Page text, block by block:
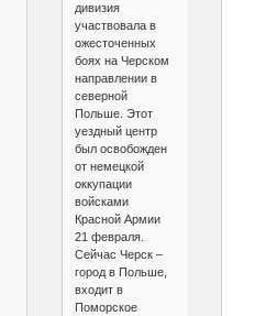
дивизия
участвовала в
ожесточенных
боях на Черском
направлении в
северной
Польше. Этот
уездный центр
был освобожден
от немецкой
оккупации
войсками
Красной Армии
21 февраля.
Сейчас Черск –
город в Польше,
входит в
Поморское